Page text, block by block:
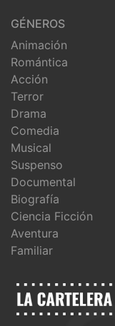
GÉNEROS
Animación
Romántica
Acción
Terror
Drama
Comedia
Musical
Suspenso
Documental
Biografía
Ciencia Ficción
Aventura
Familiar